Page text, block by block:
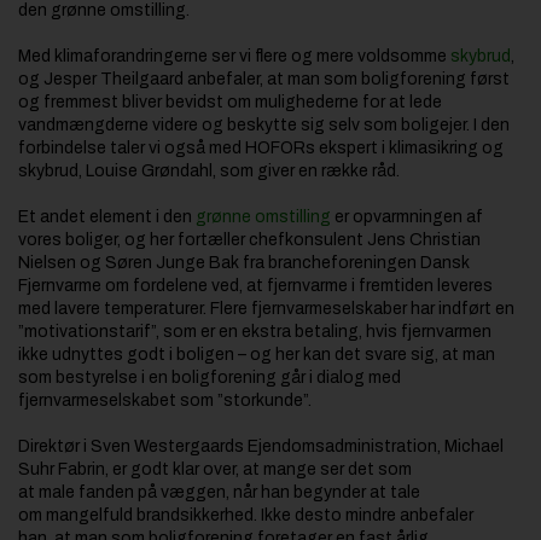
den grønne omstilling.
Med klimaforandringerne ser vi flere og mere voldsomme skybrud ,
og Jesper Theilgaard anbefaler, at man som boligforening først
og fremmest bliver bevidst om mulighederne for at lede
vandmængderne videre og beskytte sig selv som boligejer. I den
forbindelse taler vi også med HOFORs ekspert i klimasikring og
skybrud, Louise Grøndahl, som giver en række råd.
Et andet element i den grønne omstilling er opvarmningen af
vores boliger, og her fortæller chefkonsulent Jens Christian
Nielsen og Søren Junge Bak fra brancheforeningen Dansk
Fjernvarme om fordelene ved, at fjernvarme i fremtiden leveres
med lavere temperaturer. Flere fjernvarmeselskaber har indført en
”motivationstarif”, som er en ekstra betaling, hvis fjernvarmen
ikke udnyttes godt i boligen – og her kan det svare sig, at man
som bestyrelse i en boligforening går i dialog med
fjernvarmeselskabet som ”storkunde”.
Direktør i Sven Westergaards Ejendomsadministration, Michael
Suhr Fabrin, er godt klar over, at mange ser det som
at male fanden på væggen, når han begynder at tale
om mangelfuld brandsikkerhed. Ikke desto mindre anbefaler